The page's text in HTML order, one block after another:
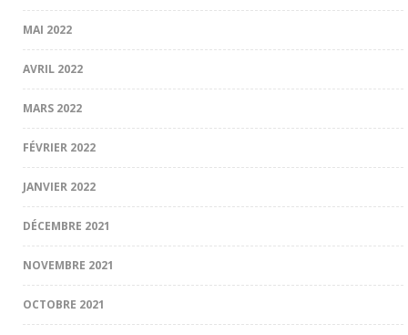
MAI 2022
AVRIL 2022
MARS 2022
FÉVRIER 2022
JANVIER 2022
DÉCEMBRE 2021
NOVEMBRE 2021
OCTOBRE 2021